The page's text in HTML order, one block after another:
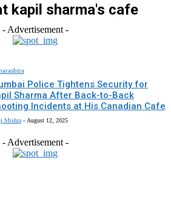
kapil sharma's cafe
- Advertisement -
Police Tightens Security for
Sharma After Back-to-Back
Incidents at His Canadian Cafe
Mishra - August 12, 2025
- Advertisement -